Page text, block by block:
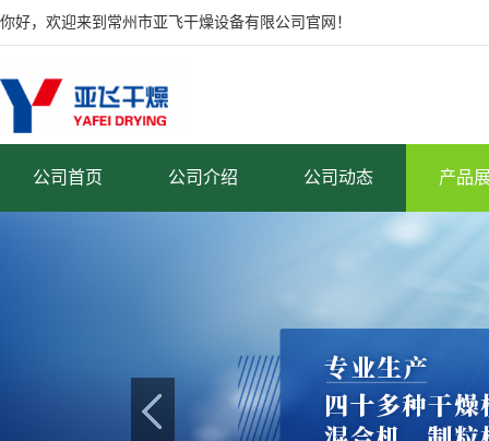
你好，欢迎来到常州市亚飞干燥设备有限公司官网！
公司首页 公司介绍 公司动态 产品